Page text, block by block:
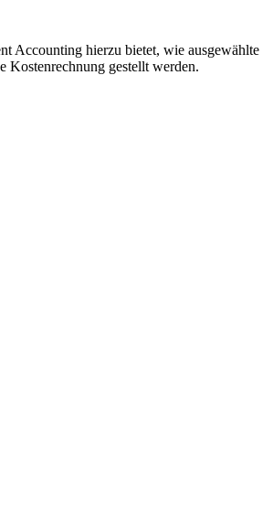
Accounting hierzu bietet, wie ausgewählte
Kostenrechnung gestellt werden.